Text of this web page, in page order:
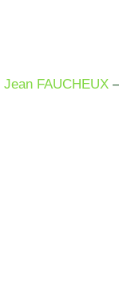
Jean FAUCHEUX